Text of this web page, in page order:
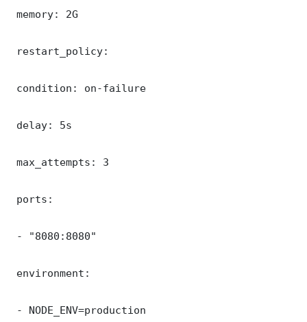
memory: 2G
restart_policy:
condition: on-failure
delay: 5s
max_attempts: 3
ports:
- "8080:8080"
environment:
- NODE_ENV=production